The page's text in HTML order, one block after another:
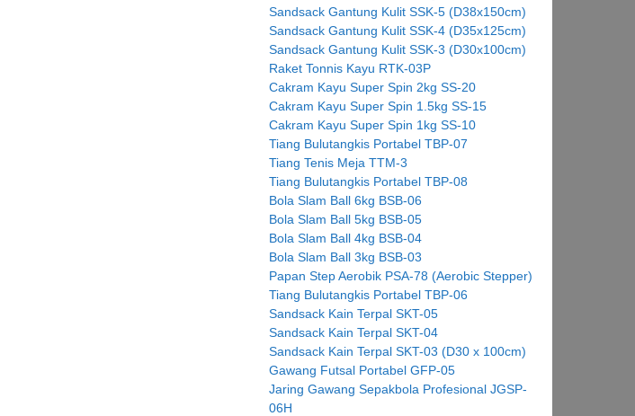
Sandsack Gantung Kulit SSK-5 (D38x150cm)
Sandsack Gantung Kulit SSK-4 (D35x125cm)
Sandsack Gantung Kulit SSK-3 (D30x100cm)
Raket Tonnis Kayu RTK-03P
Cakram Kayu Super Spin 2kg SS-20
Cakram Kayu Super Spin 1.5kg SS-15
Cakram Kayu Super Spin 1kg SS-10
Tiang Bulutangkis Portabel TBP-07
Tiang Tenis Meja TTM-3
Tiang Bulutangkis Portabel TBP-08
Bola Slam Ball 6kg BSB-06
Bola Slam Ball 5kg BSB-05
Bola Slam Ball 4kg BSB-04
Bola Slam Ball 3kg BSB-03
Papan Step Aerobik PSA-78 (Aerobic Stepper)
Tiang Bulutangkis Portabel TBP-06
Sandsack Kain Terpal SKT-05
Sandsack Kain Terpal SKT-04
Sandsack Kain Terpal SKT-03 (D30 x 100cm)
Gawang Futsal Portabel GFP-05
Jaring Gawang Sepakbola Profesional JGSP-
06H